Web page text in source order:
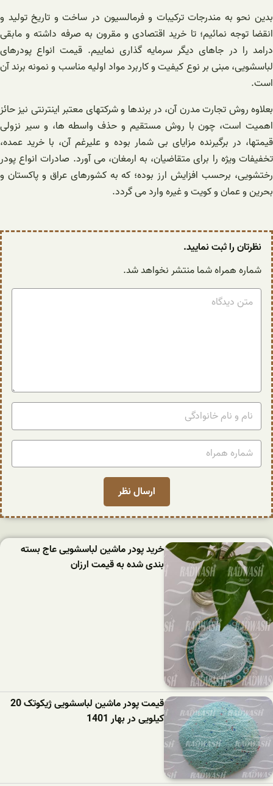
بدین نحو به مندرجات ترکیبات و فرمالسیون در ساخت و تاریخ تولید و
انقضا توجه نمائیم؛ تا خرید اقتصادی و مقرون به صرفه داشته و مابقی
درامد را در جاهای دیگر سرمایه گذاری نماییم. قیمت انواع پودرهای
لباسشویی، مبنی بر نوع کیفیت و کاربرد مواد اولیه مناسب و نمونه برند آن
است.
بعلاوه روش تجارت مدرن آن، در برندها و شرکتهای معتبر اینترنتی نیز حائز
اهمیت است، چون با روش مستقیم و حذف واسطه ها، و سیر نزولی
قیمتها، در برگیرنده مزایای بی شمار بوده و علیرغم آن، با خرید عمده،
تخفیفات ویژه را برای متقاضیان، به ارمغان، می آورد. صادرات انواع پودر
رختشویی، برحسب افزایش ارز بوده؛ که به کشورهای عراق و پاکستان و
بحرین و عمان و کویت و غیره وارد می گردد.
نظرتان را ثبت نمایید.
شماره همراه شما منتشر نخواهد شد.
خرید پودر ماشین لباسشویی عاج بسته
بندی شده به قیمت ارزان
قیمت پودر ماشین لباسشویی ژیکوتک 20
کیلویی در بهار 1401